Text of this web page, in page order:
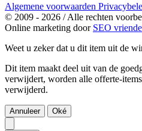
Algemene voorwaarden
© 2009 - 2026 / Alle rechten
Online marketing door SEO
Weet u zeker dat u dit item uit de
Dit item maakt deel uit van de
verwijdert, worden alle offerte-
verwijderd.
Annuleer Oké